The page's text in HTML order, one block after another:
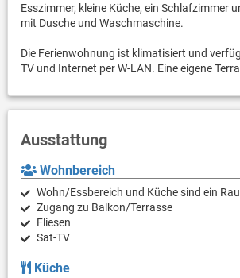
Esszimmer, kleine Küche, ein Schlafzimmer
mit Dusche und Waschmaschine.
Die Ferienwohnung ist klimatisiert und
TV und Internet per W-LAN. Eine eigene
Ausstattung
Wohnbereich
Wohn/Essbereich und Küche sind ein
Zugang zu Balkon/Terrasse
Fliesen
Sat-TV
Küche